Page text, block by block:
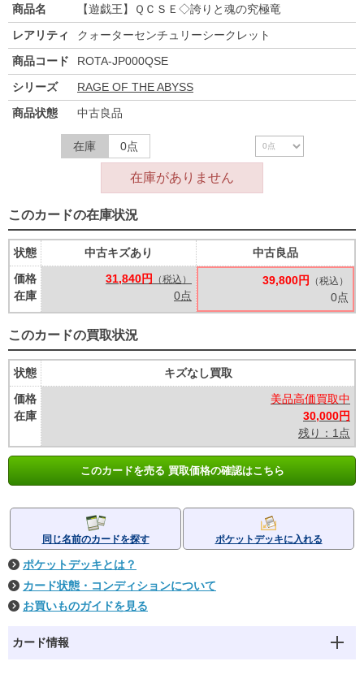
商品名
【遊戯王】ＱＣＳＥ◇誇りと魂の究極竜
レアリティ
クォーターセンチュリーシークレット
商品コード
ROTA-JP000QSE
シリーズ
RAGE OF THE ABYSS
商品状態
中古良品
在庫 0点
在庫がありません
このカードの在庫状況
状態
価格
在庫
中古キズあり
31,840円
（税込）
0点
中古良品
39,800円 （税込）
0点
このカードの買取状況
状態
価格
在庫
キズなし買取
美品高価買取中
30,000円
残り：1点
このカードを売る 買取価格の確認はこちら
同じ名前のカードを探す ポケットデッキに入れる
ポケットデッキとは？
カード状態・コンディションについて
お買いものガイドを見る
カード情報